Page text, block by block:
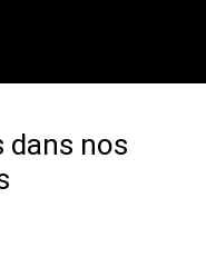
dans nos